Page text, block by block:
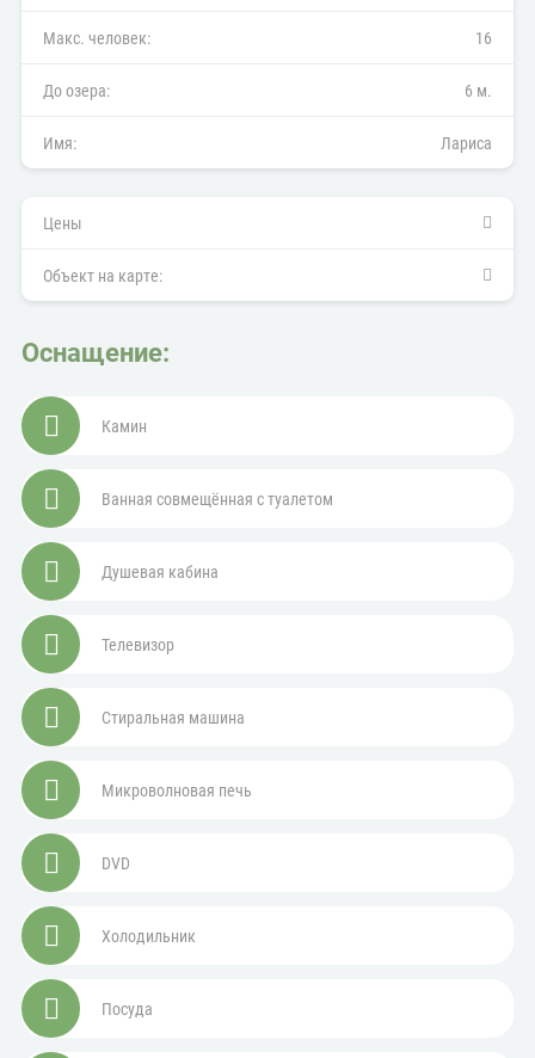
Макс. человек: 16
До озера: 6 м.
Имя: Лариса
Цены
Объект на карте:
Оснащение:
Камин
Ванная совмещённая с туалетом
Душевая кабина
Телевизор
Стиральная машина
Микроволновая печь
DVD
Холодильник
Посуда